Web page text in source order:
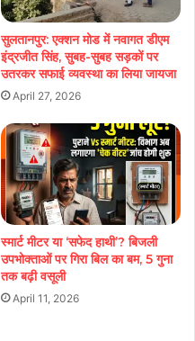
सुलतानपुर: एक्शन मोड में नवागत डीएम
इंद्रजीत सिंह, सुबह-सुबह सड़कों पर
उतरकर सफाई व्यवस्था का लिया जायजा
April 27, 2026
स्मार्ट मीटर या ‘सफेद हाथी’? बिजली
उपभोक्ताओं पर गिरा बिल का बम, 5 गुना
तक बढ़ी वसूली
April 11, 2026